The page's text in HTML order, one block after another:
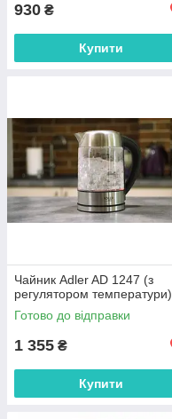
930 ₴
Купити
Чайник Adler AD 1247 (з
регулятором температури)
Готово до відправки
1 355 ₴
Купити